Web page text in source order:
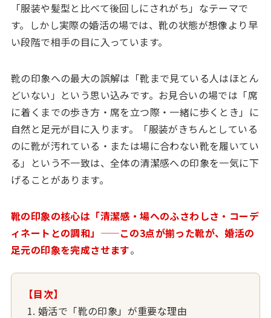
「服装や髪型と比べて後回しにされがち」なテーマで
す。しかし実際の婚活の場では、靴の状態が想像より早
い段階で相手の目に入っています。
靴の印象への最大の誤解は「靴まで見ている人はほとん
どいない」という思い込みです。お見合いの場では「席
に着くまでの歩き方・席を立つ際・一緒に歩くとき」に
自然と足元が目に入ります。「服装がきちんとしている
のに靴が汚れている・または場に合わない靴を履いてい
る」という不一致は、全体の清潔感への印象を一気に下
げることがあります。
靴の印象の核心は「清潔感・場へのふさわしさ・コーデ
ィネートとの調和」——この3点が揃った靴が、婚活の
足元の印象を完成させます。
【目次】
婚活で「靴の印象」が重要な理由